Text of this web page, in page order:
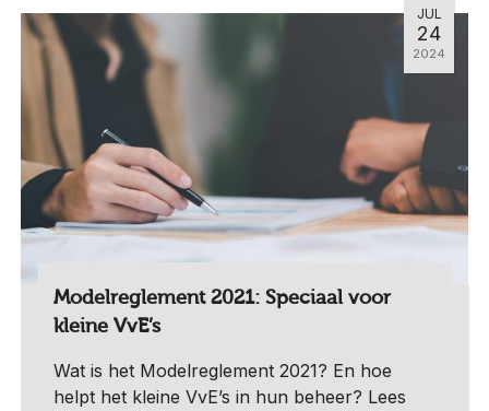
JUL
24
2024
Modelreglement 2021: Speciaal voor
kleine VvE’s
Wat is het Modelreglement 2021? En hoe
helpt het kleine VvE’s in hun beheer? Lees